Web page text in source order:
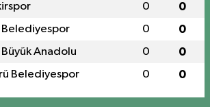
0 0
Belediyespor 0 0
Büyük Anadolu 0 0
Belediyespor 0 0